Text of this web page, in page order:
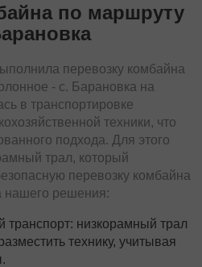
по маршруту
перевозку комбайна
- с. Барановка на
в транспортировке
техники, что
подхода. Для этого
трал, который
перевозку комбайна
нашего решения:
низкорамный трал
технику, учитывая